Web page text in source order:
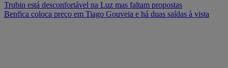
Trubin está desconfortável na Luz mas faltam propostas
Benfica coloca preço em Tiago Gouveia e há duas saídas à vista